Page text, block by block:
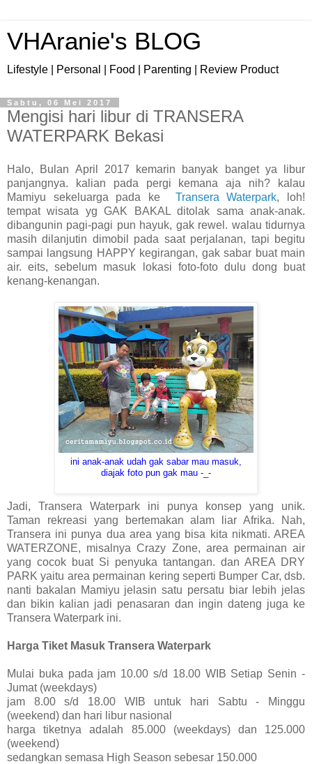
VHAranie's BLOG
Lifestyle | Personal | Food | Parenting | Review Product
Sabtu, 06 Mei 2017
Mengisi hari libur di TRANSERA
WATERPARK Bekasi
Halo, Bulan April 2017 kemarin banyak banget ya libur
panjangnya. kalian pada pergi kemana aja nih? kalau
Mamiyu sekeluarga pada ke Transera Waterpark, loh!
tempat wisata yg GAK BAKAL ditolak sama anak-anak.
dibangunin pagi-pagi pun hayuk, gak rewel. walau tidurnya
masih dilanjutin dimobil pada saat perjalanan, tapi begitu
sampai langsung HAPPY kegirangan, gak sabar buat main
air. eits, sebelum masuk lokasi foto-foto dulu dong buat
kenang-kenangan.
ini anak-anak udah gak sabar mau masuk,
diajak foto pun gak mau -_-
Jadi, Transera Waterpark ini punya konsep yang unik.
Taman rekreasi yang bertemakan alam liar Afrika. Nah,
Transera ini punya dua area yang bisa kita nikmati. AREA
WATERZONE, misalnya Crazy Zone, area permainan air
yang cocok buat Si penyuka tantangan. dan AREA DRY
PARK yaitu area permainan kering seperti Bumper Car, dsb.
nanti bakalan Mamiyu jelasin satu persatu biar lebih jelas
dan bikin kalian jadi penasaran dan ingin dateng juga ke
Transera Waterpark ini.
Harga Tiket Masuk Transera Waterpark
Mulai buka pada jam 10.00 s/d 18.00 WIB Setiap Senin -
Jumat (weekdays)
jam 8.00 s/d 18.00 WIB untuk hari Sabtu - Minggu
(weekend) dan hari libur nasional
harga tiketnya adalah 85.000 (weekdays) dan 125.000
(weekend)
sedangkan semasa High Season sebesar 150.000